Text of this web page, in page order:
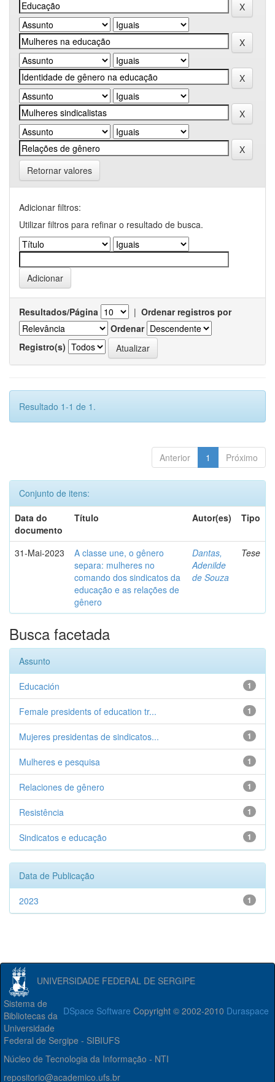
Retornar valores
Adicionar filtros:
Utilizar filtros para refinar o resultado de busca.
Resultados/Página | Ordenar registros por
Ordenar
Registro(s)
Resultado 1-1 de 1.
Anterior 1 Próximo
Conjunto de itens:
Data do
documento
Título Autor(es) Tipo
31-Mai-2023
A classe une, o gênero
separa: mulheres no
comando dos sindicatos da
educação e as relações de
gênero
Dantas,
Adenilde
de Souza
Tese
Busca facetada
Assunto
1
Educación
1
Female presidents of education tr...
1
Mujeres presidentas de sindicatos...
1
Mulheres e pesquisa
1
Relaciones de gênero
1
Resistência
1
Sindicatos e educação
Data de Publicação
1
2023
UNIVERSIDADE FEDERAL DE SERGIPE
DSpace Software Copyright © 2002-2010 Duraspace
Sistema de
Bibliotecas da
Universidade
Federal de Sergipe - SIBIUFS
Núcleo de Tecnologia da Informação - NTI
repositorio@academico.ufs.br